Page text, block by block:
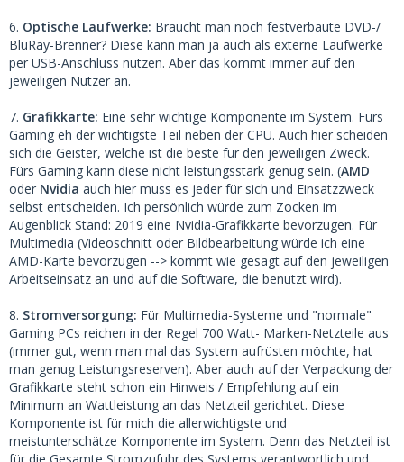
6. Optische Laufwerke: Braucht man noch festverbaute DVD-/
BluRay-Brenner? Diese kann man ja auch als externe Laufwerke
per USB-Anschluss nutzen. Aber das kommt immer auf den
jeweiligen Nutzer an.
7. Grafikkarte: Eine sehr wichtige Komponente im System. Fürs
Gaming eh der wichtigste Teil neben der CPU. Auch hier scheiden
sich die Geister, welche ist die beste für den jeweiligen Zweck.
Fürs Gaming kann diese nicht leistungsstark genug sein. (AMD
oder Nvidia auch hier muss es jeder für sich und Einsatzzweck
selbst entscheiden. Ich persönlich würde zum Zocken im
Augenblick Stand: 2019 eine Nvidia-Grafikkarte bevorzugen. Für
Multimedia (Videoschnitt oder Bildbearbeitung würde ich eine
AMD-Karte bevorzugen --> kommt wie gesagt auf den jeweiligen
Arbeitseinsatz an und auf die Software, die benutzt wird).
8. Stromversorgung: Für Multimedia-Systeme und "normale"
Gaming PCs reichen in der Regel 700 Watt- Marken-Netzteile aus
(immer gut, wenn man mal das System aufrüsten möchte, hat
man genug Leistungsreserven). Aber auch auf der Verpackung der
Grafikkarte steht schon ein Hinweis / Empfehlung auf ein
Minimum an Wattleistung an das Netzteil gerichtet. Diese
Komponente ist für mich die allerwichtigste und
meistunterschätze Komponente im System. Denn das Netzteil ist